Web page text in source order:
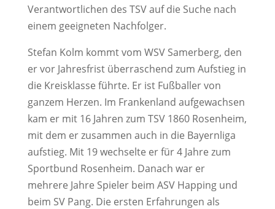
Verantwortlichen des TSV auf die Suche nach
einem geeigneten Nachfolger.
Stefan Kolm kommt vom WSV Samerberg, den
er vor Jahresfrist überraschend zum Aufstieg in
die Kreisklasse führte. Er ist Fußballer von
ganzem Herzen. Im Frankenland aufgewachsen
kam er mit 16 Jahren zum TSV 1860 Rosenheim,
mit dem er zusammen auch in die Bayernliga
aufstieg. Mit 19 wechselte er für 4 Jahre zum
Sportbund Rosenheim. Danach war er
mehrere Jahre Spieler beim ASV Happing und
beim SV Pang. Die ersten Erfahrungen als